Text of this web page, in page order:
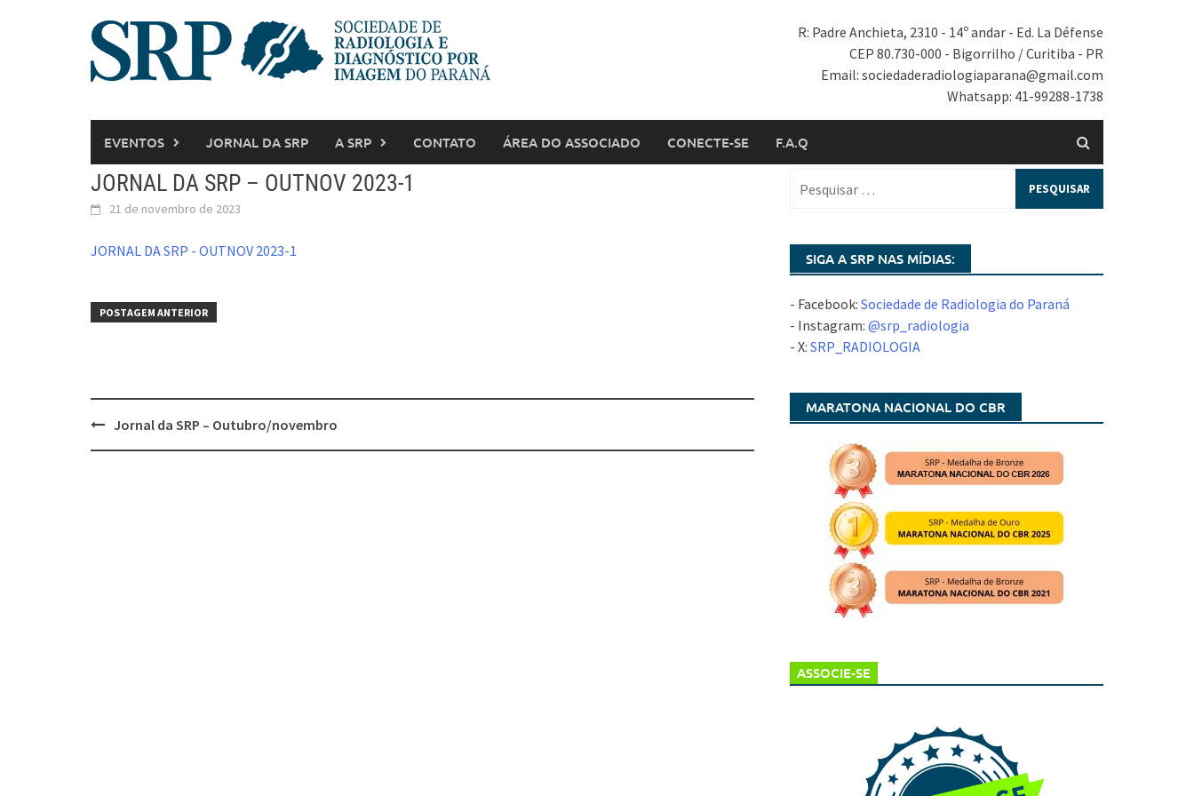
R: Padre Anchieta, 2310 - 14º andar - Ed. La Défense
CEP 80.730-000 - Bigorrilho / Curitiba - PR
Email: sociedaderadiologiaparana@gmail.com
Whatsapp: 41-99288-1738
EVENTOS JORNAL DA SRP A SRP CONTATO ÁREA DO ASSOCIADO CONECTE-SE F.A.Q
JORNAL DA SRP – OUTNOV 2023-1
21 de novembro de 2023
JORNAL DA SRP - OUTNOV 2023-1
POSTAGEM ANTERIOR
Jornal da SRP – Outubro/novembro
SIGA A SRP NAS MÍDIAS:
- Facebook: Sociedade de Radiologia do Paraná
- Instagram: @srp_radiologia
- X: SRP_RADIOLOGIA
MARATONA NACIONAL DO CBR
ASSOCIE-SE